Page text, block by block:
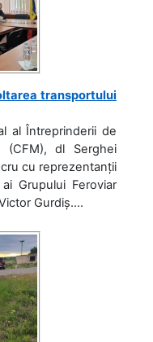
transportului
al Întreprinderii de
(CFM), dl Serghei
cu reprezentanții
Grupului Feroviar
Gurdiș....